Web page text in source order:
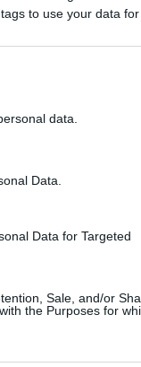
to use your data
data.
Data.
Data for Targeted
Sale, and/or
the Purposes for
Ο